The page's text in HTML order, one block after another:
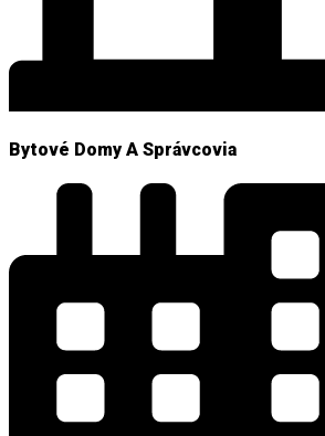
Bytové Domy A Správcovia